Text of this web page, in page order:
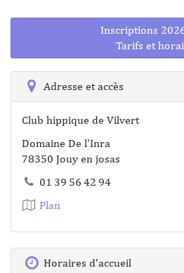
Inscriptions
Tarifs et
Adresse et accès
Club hippique de Vilvert
Domaine De l'Inra
78350 Jouy en josas
01 39 56 42 94
Plan
Horaires d'accueil